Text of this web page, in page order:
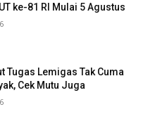
ke-81 RI Mulai 5 Agustus
Tugas Lemigas Tak Cuma
Cek Mutu Juga